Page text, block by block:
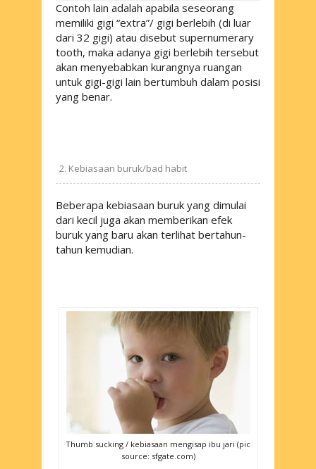
Contoh lain adalah apabila seseorang
memiliki gigi “extra”/ gigi berlebih (di luar
dari 32 gigi) atau disebut supernumerary
tooth, maka adanya gigi berlebih tersebut
akan menyebabkan kurangnya ruangan
untuk gigi-gigi lain bertumbuh dalam posisi
yang benar.
Kebiasaan buruk/bad habit
Beberapa kebiasaan buruk yang dimulai
dari kecil juga akan memberikan efek
buruk yang baru akan terlihat bertahun-
tahun kemudian.
Thumb sucking / kebiasaan mengisap ibu jari (pic
source: sfgate.com)